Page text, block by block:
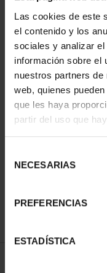
Las cookies de este
el contenido y los
sociales y analizar
información sobre el
nuestros partners
web, quienes
que les haya
partir del uso que
NECESARIAS
PREFERENCIAS
ESTADÍSTICA
CIUDADES
DE LA
1.095,00 €